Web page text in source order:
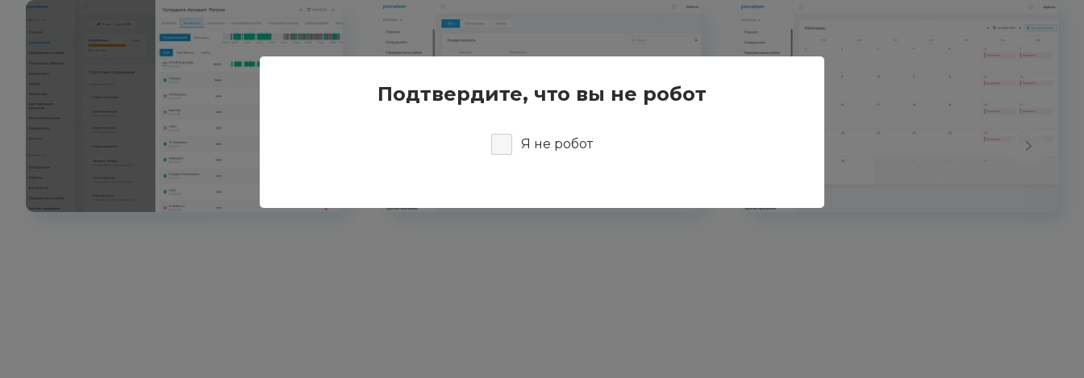
Подтвердите, что вы не робот
Я не робот